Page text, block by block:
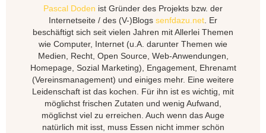
Pascal Doden ist Gründer des Projekts bzw. der
Internetseite / des (V-)Blogs senfdazu.net. Er
beschäftigt sich seit vielen Jahren mit Allerlei Themen
wie Computer, Internet (u.A. darunter Themen wie
Medien, Recht, Open Source, Web-Anwendungen,
Homepage, Sozial Marketing), Engagement, Ehrenamt
(Vereinsmanagement) und einiges mehr. Eine weitere
Leidenschaft ist das kochen. Für ihn ist es wichtig, mit
möglichst frischen Zutaten und wenig Aufwand,
möglichst viel zu erreichen. Auch wenn das Auge
natürlich mit isst, muss Essen nicht immer schön